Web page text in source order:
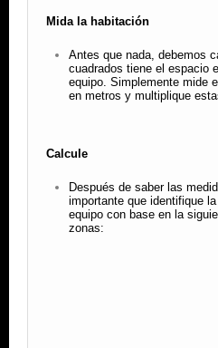
Mida la habitación
Antes que nada, debemos
cuadrados tiene el espacio
equipo. Simplemente mide
en metros y multiplique
Calcule
Después de saber las
importante que identifique
equipo con base en la
zonas: